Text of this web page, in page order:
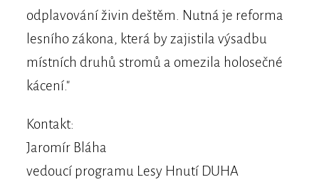
odplavování živin deštěm. Nutná je reforma
lesního zákona, která by zajistila výsadbu
místních druhů stromů a omezila holosečné
kácení."
Kontakt:
Jaromír Bláha
vedoucí programu Lesy Hnutí DUHA